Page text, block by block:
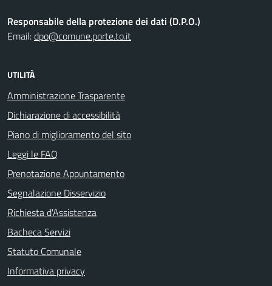
Responsabile della protezione dei dati (D.P.O.)
Email:dpo@comune.porte.to.it
UTILITÀ
Amministrazione Trasparente
Dichiarazione di accessibilità
Piano di miglioramento del sito
Leggi le FAQ
Prenotazione Appuntamento
Segnalazione Disservizio
Richiesta d'Assistenza
Bacheca Servizi
Statuto Comunale
Informativa privacy